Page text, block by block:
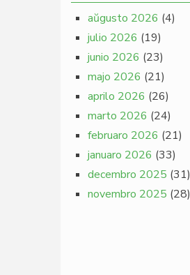
aŭgusto 2026 (4)
julio 2026 (19)
junio 2026 (23)
majo 2026 (21)
aprilo 2026 (26)
marto 2026 (24)
februaro 2026 (21)
januaro 2026 (33)
decembro 2025 (31)
novembro 2025 (28)